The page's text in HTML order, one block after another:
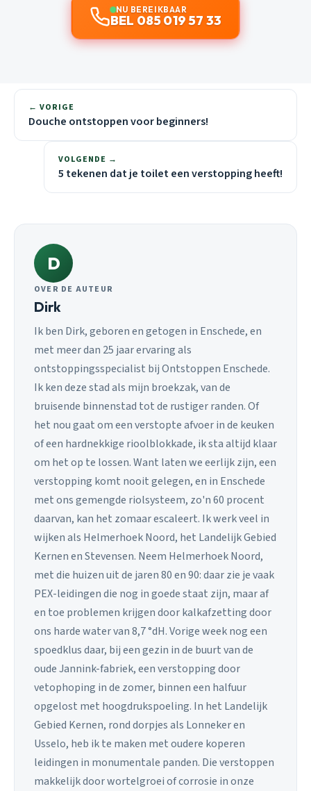
NU BEREIKBAAR
BEL 085 019 57 33
← VORIGE
Douche ontstoppen voor beginners!
VOLGENDE →
5 tekenen dat je toilet een verstopping heeft!
D
OVER DE AUTEUR
Dirk
Ik ben Dirk, geboren en getogen in Enschede, en
met meer dan 25 jaar ervaring als
ontstoppingsspecialist bij Ontstoppen Enschede.
Ik ken deze stad als mijn broekzak, van de
bruisende binnenstad tot de rustiger randen. Of
het nou gaat om een verstopte afvoer in de keuken
of een hardnekkige rioolblokkade, ik sta altijd klaar
om het op te lossen. Want laten we eerlijk zijn, een
verstopping komt nooit gelegen, en in Enschede
met ons gemengde riolsysteem, zo'n 60 procent
daarvan, kan het zomaar escaleert. Ik werk veel in
wijken als Helmerhoek Noord, het Landelijk Gebied
Kernen en Stevensen. Neem Helmerhoek Noord,
met die huizen uit de jaren 80 en 90: daar zie je vaak
PEX-leidingen die nog in goede staat zijn, maar af
en toe problemen krijgen door kalkafzetting door
ons harde water van 8,7 °dH. Vorige week nog een
spoedklus daar, bij een gezin in de buurt van de
oude Jannink-fabriek, een verstopping door
vetophoping in de zomer, binnen een halfuur
opgelost met hoogdrukspoeling. In het Landelijk
Gebied Kernen, rond dorpjes als Lonneker en
Usselo, heb ik te maken met oudere koperen
leidingen in monumentale panden. Die verstoppen
makkelijk door wortelgroei of corrosie in onze